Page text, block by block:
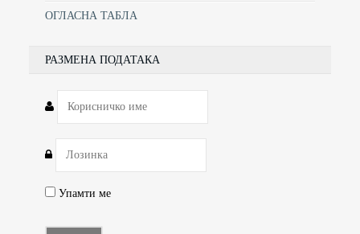
ОГЛАСНА ТАБЛА
РАЗМЕНА ПОДАТАКА
Упамти ме